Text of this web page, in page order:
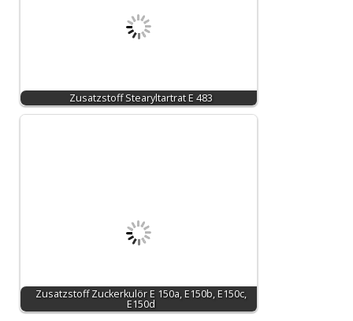
Zusatzstoff Stearyltartrat E 483
Zusatzstoff Zuckerkulör E 150a, E150b, E150c,
E150d